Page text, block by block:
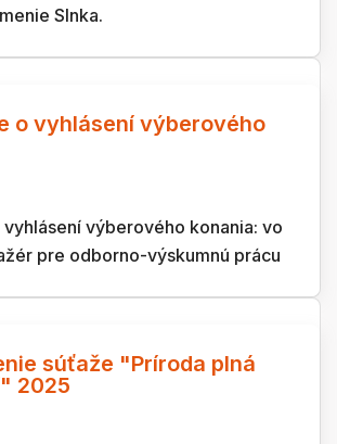
Slnka.
o vyhlásení výberového
výberového konania: vo
pre odborno-výskumnú prácu
súťaže "Príroda plná
2025